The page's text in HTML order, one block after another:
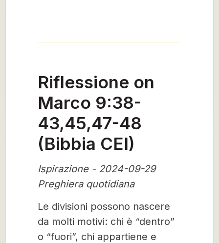
Riflessione on
Marco 9:38-
43,45,47-48
(Bibbia CEI)
Ispirazione - 2024-09-29
Preghiera quotidiana
Le divisioni possono nascere
da molti motivi: chi è “dentro”
o “fuori”, chi appartiene e